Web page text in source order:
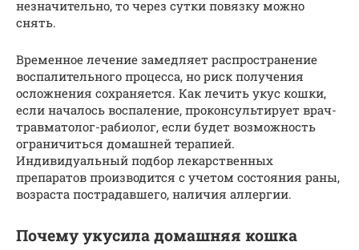
незначительно, то через сутки повязку можно
снять.
Временное лечение замедляет распространение
воспалительного процесса, но риск получения
осложнения сохраняется. Как лечить укус кошки,
если началось воспаление, проконсультирует врач-
травматолог-рабиолог, если будет возможность
ограничиться домашней терапией.
Индивидуальный подбор лекарственных
препаратов производится с учетом состояния раны,
возраста пострадавшего, наличия аллергии.
Почему укусила домашняя кошка